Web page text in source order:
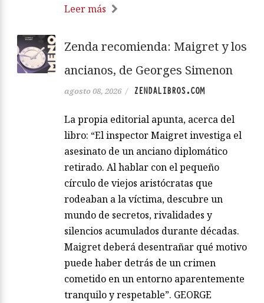
Leer más
Zenda recomienda: Maigret y los
ancianos, de Georges Simenon
agosto 08, 2026 / ZENDALIBROS.COM
La propia editorial apunta, acerca del
libro: “El inspector Maigret investiga el
asesinato de un anciano diplomático
retirado. Al hablar con el pequeño
círculo de viejos aristócratas que
rodeaban a la víctima, descubre un
mundo de secretos, rivalidades y
silencios acumulados durante décadas.
Maigret deberá desentrañar qué motivo
puede haber detrás de un crimen
cometido en un entorno aparentemente
tranquilo y respetable”. GEORGE